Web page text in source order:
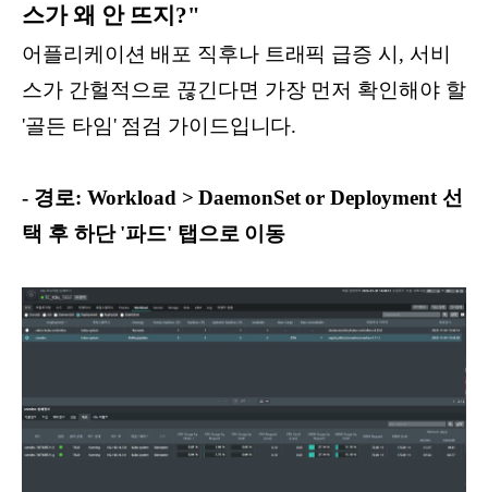
스가 왜 안 뜨지?"
어플리케이션 배포 직후나 트래픽 급증 시, 서비
스가 간헐적으로 끊긴다면 가장 먼저 확인해야 할
'골든 타임' 점검 가이드입니다.
- 경로: Workload > DaemonSet or Deployment 선
택 후 하단 '파드' 탭으로 이동